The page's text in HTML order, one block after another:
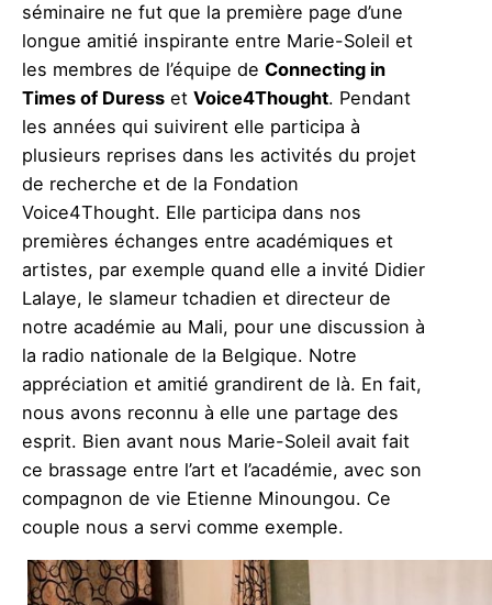
séminaire ne fut que la première page d’une
longue amitié inspirante entre Marie-Soleil et
les membres de l’équipe de Connecting in
Times of Duress et Voice4Thought. Pendant
les années qui suivirent elle participa à
plusieurs reprises dans les activités du projet
de recherche et de la Fondation
Voice4Thought. Elle participa dans nos
premières échanges entre académiques et
artistes, par exemple quand elle a invité Didier
Lalaye, le slameur tchadien et directeur de
notre académie au Mali, pour une discussion à
la radio nationale de la Belgique. Notre
appréciation et amitié grandirent de là. En fait,
nous avons reconnu à elle une partage des
esprit. Bien avant nous Marie-Soleil avait fait
ce brassage entre l’art et l’académie, avec son
compagnon de vie Etienne Minoungou. Ce
couple nous a servi comme exemple.